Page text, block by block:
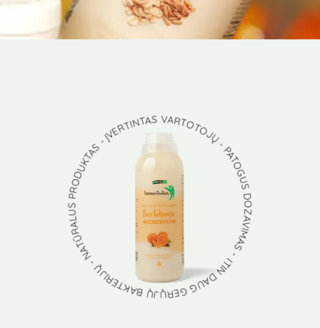
ITIN DAUG GERŲJŲ BAKTERIJŲ - NATŪRALUS PRODUKTAS - ĮVERTINTAS VARTOTOJŲ - PATOGUS DOZAVIMAS -